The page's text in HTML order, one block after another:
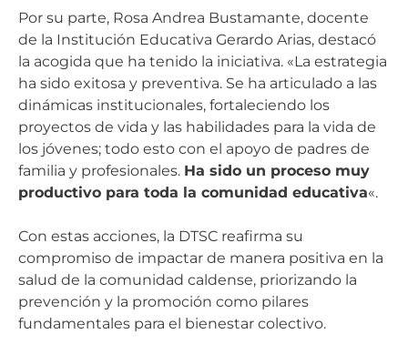
Por su parte, Rosa Andrea Bustamante, docente
de la Institución Educativa Gerardo Arias, destacó
la acogida que ha tenido la iniciativa. «La estrategia
ha sido exitosa y preventiva. Se ha articulado a las
dinámicas institucionales, fortaleciendo los
proyectos de vida y las habilidades para la vida de
los jóvenes; todo esto con el apoyo de padres de
familia y profesionales. Ha sido un proceso muy
productivo para toda la comunidad educativa«.
Con estas acciones, la DTSC reafirma su
compromiso de impactar de manera positiva en la
salud de la comunidad caldense, priorizando la
prevención y la promoción como pilares
fundamentales para el bienestar colectivo.